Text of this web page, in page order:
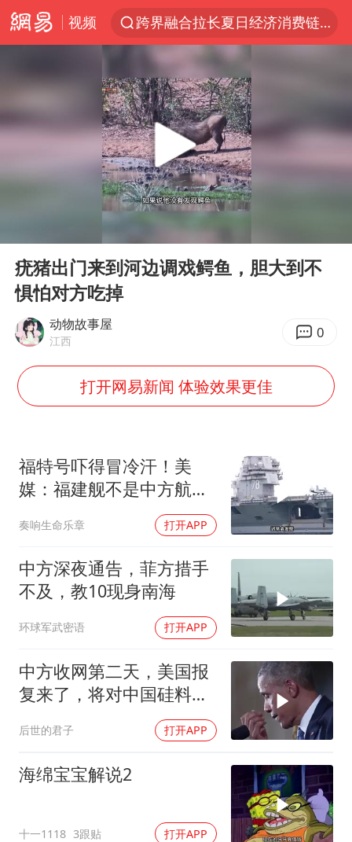
视频
跨界融合拉长夏日经济消费链条
白海豚逼近浙闽沿海
国足U17与阿森纳决赛取消 并列冠军
王艺迪2-4不敌张本美和止步4强
《披荆斩棘2026》阵容官宣
王艺迪无缘横滨赛决赛
2025年小学教师减少13.19万
上海大部迎大暴雨
武契奇会见泽连斯基有何意图
构建更高水平的全民健身公共服务体系
Play
疣猪出门来到河边调戏鳄鱼，胆大到不
惧怕对方吃掉
动物故事屋
江西 0
打开网易新闻 体验效果更佳
福特号吓得冒冷汗！美
媒：福建舰不是中方航母
终点，而是新起点！
奏响生命乐章 打开APP
中方深夜通告，菲方措手
不及，教10现身南海
环球军武密语 打开APP
中方收网第二天，美国报
复来了，将对中国硅料加
后世的君子 打开APP
海绵宝宝解说2
十一1118 3跟贴 打开APP